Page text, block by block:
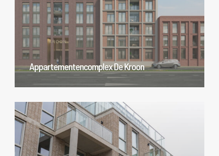
Appartementencomplex De Kroon